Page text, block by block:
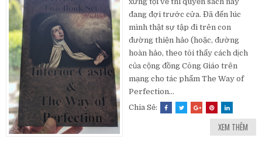
đang đợi trước cửa. Đã đến lúc
mình thật sự tập đi trên con
đường thiện hảo (hoặc, đường
hoàn hảo, theo tôi thấy cách dịch
của cộng đồng Công Giáo trên
mạng cho tác phẩm The Way of
Perfection...
Chia Sẻ:
XEM THÊM